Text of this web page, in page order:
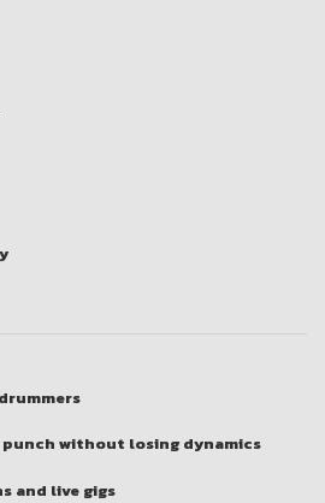
punch without losing dynamics
and live gigs